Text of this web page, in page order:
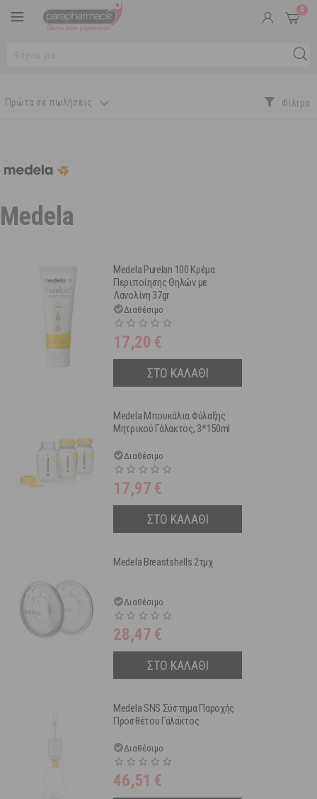
0
Πρώτα σε πωλήσεις
Medela
Medela Purelan 100 Κρέμα
Περιποίησης Θηλών με
Λανολίνη 37gr
Διαθέσιμο
17,20 €
ΣΤΟ ΚΑΛΑΘΙ
Medela Μπουκάλια Φύλαξης
Μητρικού Γάλακτος, 3*150ml
Διαθέσιμο
17,97 €
ΣΤΟ ΚΑΛΑΘΙ
Medela Breastshells 2τμχ
Διαθέσιμο
28,47 €
ΣΤΟ ΚΑΛΑΘΙ
Medela SNS Σύστημα Παροχής
Προσθέτου Γάλακτος
Διαθέσιμο
46,51 €